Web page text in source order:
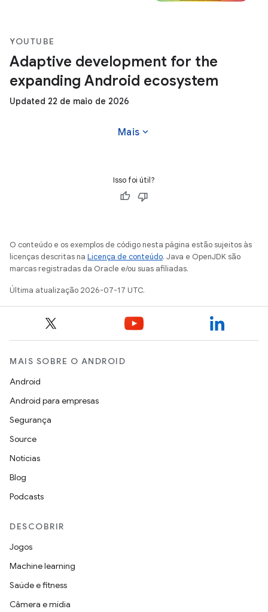
YOUTUBE
Adaptive development for the
expanding Android ecosystem
Updated 22 de maio de 2026
Mais expand_more
Isso foi útil?
O conteúdo e os exemplos de código nesta página estão sujeitos às
licenças descritas na Licença de conteúdo. Java e OpenJDK são
marcas registradas da Oracle e/ou suas afiliadas.
Última atualização 2026-07-17 UTC.
MAIS SOBRE O ANDROID
Android
Android para empresas
Segurança
Source
Notícias
Blog
Podcasts
DESCOBRIR
Jogos
Machine learning
Saúde e fitness
Câmera e mídia